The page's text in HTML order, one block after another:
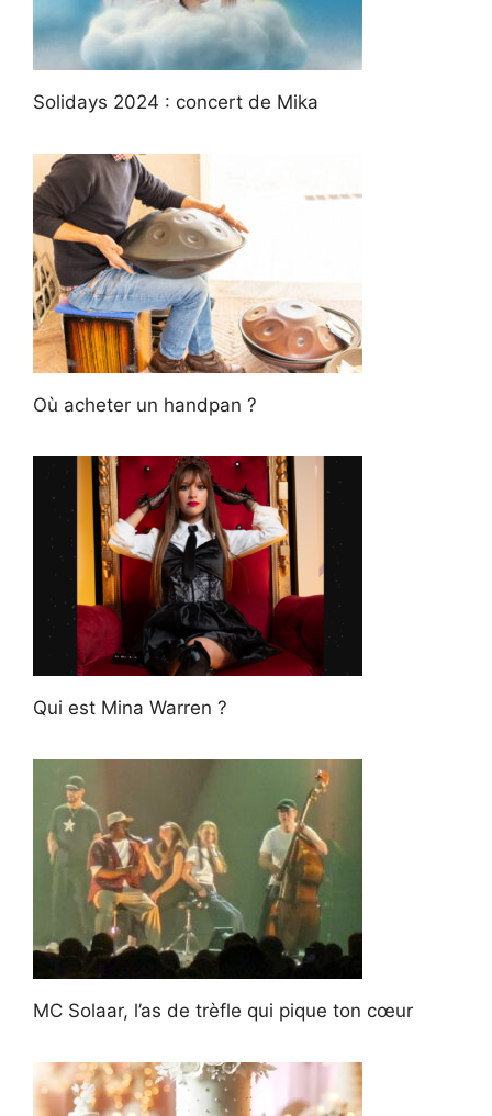
Solidays 2024 : concert de Mika
Où acheter un handpan ?
Qui est Mina Warren ?
MC Solaar, l’as de trèfle qui pique ton cœur